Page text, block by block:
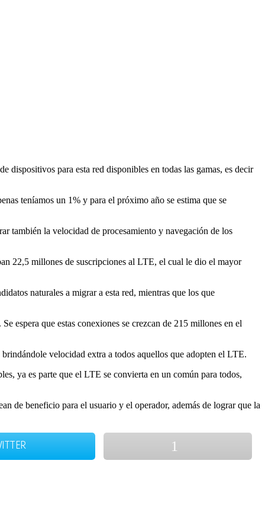
dispositivos para esta red disponibles en todas las gamas, es decir
teníamos un 1% y para el próximo año se estima que se
también la velocidad de procesamiento y navegación de los
22,5 millones de suscripciones al LTE, el cual le dio el mayor
naturales a migrar a esta red, mientras que los que
espera que estas conexiones se crezcan de 215 millones en el
velocidad extra a todos aquellos que adopten el LTE.
ya es parte que el LTE se convierta en un común para todos,
de beneficio para el usuario y el operador, además de lograr que la